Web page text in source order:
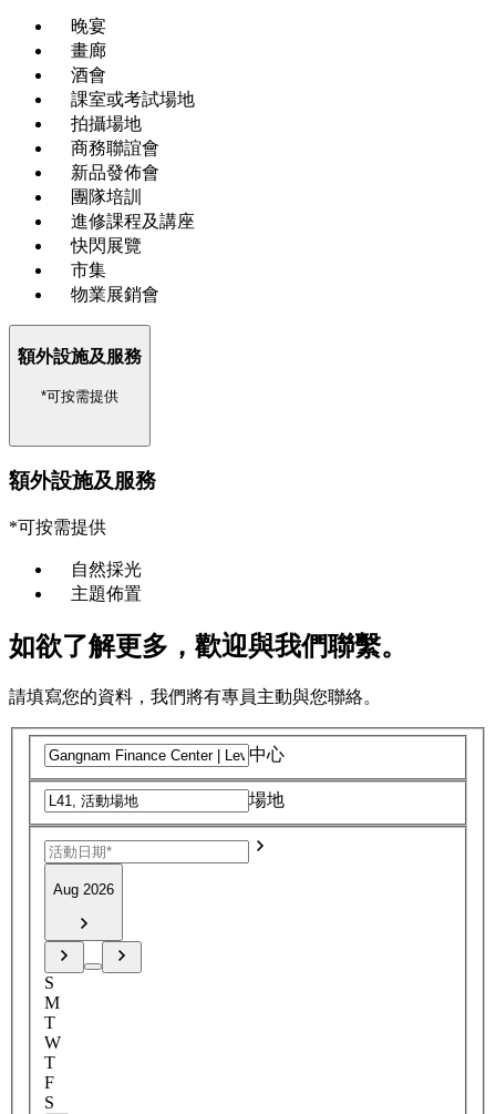
晚宴
畫廊
酒會
課室或考試場地
拍攝場地
商務聯誼會
新品發佈會
團隊培訓
進修課程及講座
快閃展覽
市集
物業展銷會
額外設施及服務
*可按需提供
額外設施及服務
*可按需提供
自然採光
主題佈置
如欲了解更多，歡迎與我們聯繫。
請填寫您的資料，我們將有專員主動與您聯絡。
中心
場地
Aug 2026
S
M
T
W
T
F
S